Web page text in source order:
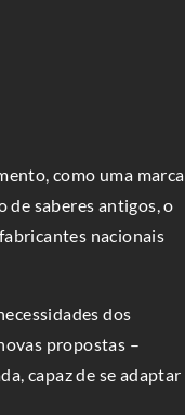
como uma marca
de saberes antigos, o
nacionais
dos
propostas –
capaz de se adaptar